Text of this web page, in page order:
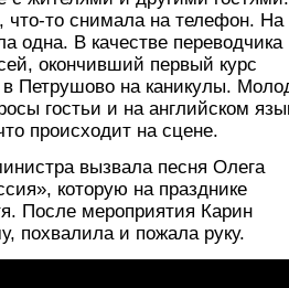
что-то снимала на телефон. На
одна. В качестве переводчика
окончивший первый курс
Петрушово на каникулы.
гостьи и на английском
происходит на сцене.
вызвала песня Олега
которую на празднике
После мероприятия Карин
похвалила и пожала руку.